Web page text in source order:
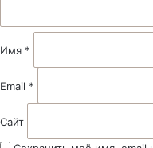
и
й
Имя *
Email *
Сайт